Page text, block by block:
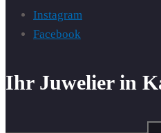
Instagram
Facebook
Ihr Juwelier in